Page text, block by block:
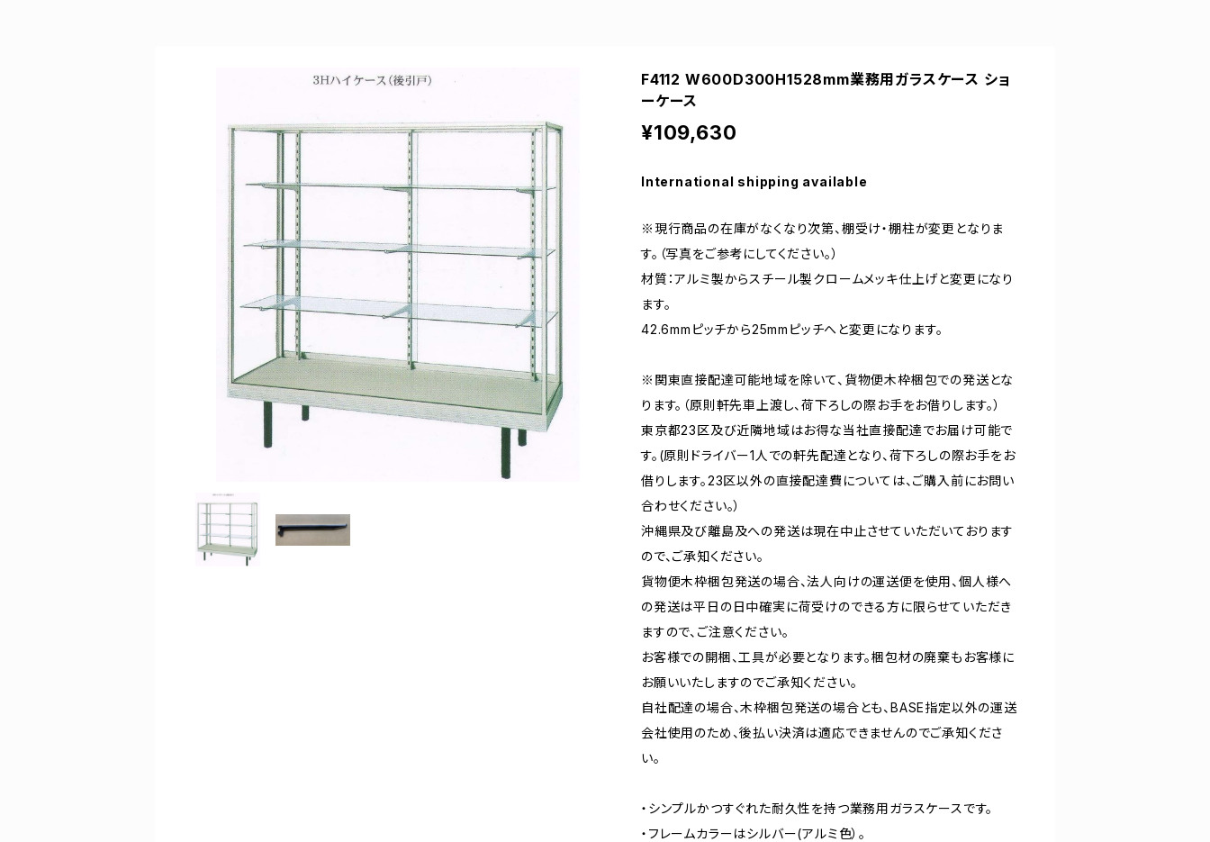
F4112 W600D300H1528mm業務用ガラスケース ショ
ーケース
¥109,630
International shipping available
※現行商品の在庫がなくなり次第、棚受け・棚柱が変更となりま
す。（写真をご参考にしてください。）
材質：アルミ製からスチール製クロームメッキ仕上げと変更になり
ます。
42.6mmピッチから25mmピッチへと変更になります。
※関東直接配達可能地域を除いて、貨物便木枠梱包での発送とな
ります。（原則軒先車上渡し、荷下ろしの際お手をお借りします。）
東京都23区及び近隣地域はお得な当社直接配達でお届け可能で
す。(原則ドライバー1人での軒先配達となり、荷下ろしの際お手をお
借りします。23区以外の直接配達費については、ご購入前にお問い
合わせください。）
沖縄県及び離島及への発送は現在中止させていただいております
ので、ご承知ください。
貨物便木枠梱包発送の場合、法人向けの運送便を使用、個人様へ
の発送は平日の日中確実に荷受けのできる方に限らせていただき
ますので、ご注意ください。
お客様での開梱、工具が必要となります。梱包材の廃棄もお客様に
お願いいたしますのでご承知ください。
自社配達の場合、木枠梱包発送の場合とも、BASE指定以外の運送
会社使用のため、後払い決済は適応できませんのでご承知くださ
い。
・シンプルかつすぐれた耐久性を持つ業務用ガラスケースです。
・フレームカラーはシルバー(アルミ色）。